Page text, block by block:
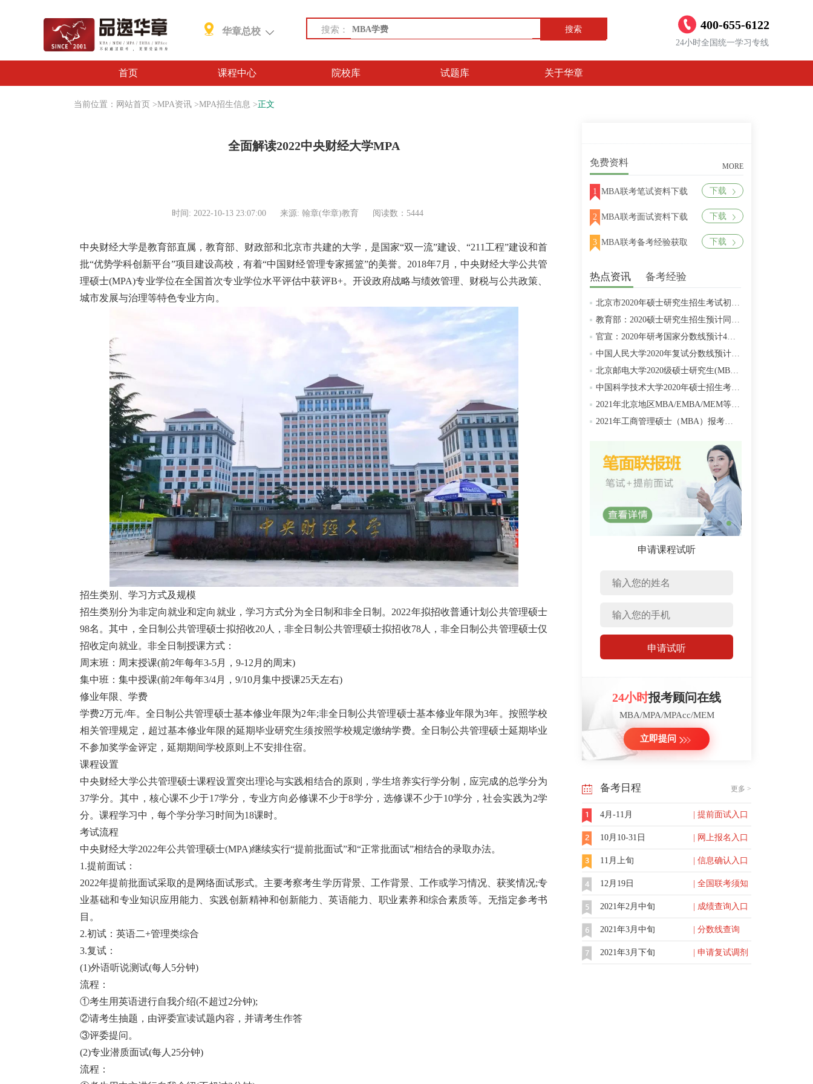
华章总校 搜索： 搜索 400-655-6122
24小时全国统一学习专线
首页 课程中心 院校库 试题库 关于华章
当前位置： 网站首页 >MPA资讯 >MPA招生信息 >正文
全面解读2022中央财经大学MPA
时间: 2022-10-13 23:07:00 来源: 翰章(华章)教育 阅读数：5444
中央财经大学是教育部直属，教育部、财政部和北京市共建的大学，是国家“双一流”建设、“211工程”建设和首
批“优势学科创新平台”项目建设高校，有着“中国财经管理专家摇篮”的美誉。2018年7月，中央财经大学公共管
理硕士(MPA)专业学位在全国首次专业学位水平评估中获评B+。开设政府战略与绩效管理、财税与公共政策、
城市发展与治理等特色专业方向。
招生类别、学习方式及规模
招生类别分为非定向就业和定向就业，学习方式分为全日制和非全日制。2022年拟招收普通计划公共管理硕士
98名。其中，全日制公共管理硕士拟招收20人，非全日制公共管理硕士拟招收78人，非全日制公共管理硕士仅
招收定向就业。非全日制授课方式：
周末班：周末授课(前2年每年3-5月，9-12月的周末)
集中班：集中授课(前2年每年3/4月，9/10月集中授课25天左右)
修业年限、学费
学费2万元/年。全日制公共管理硕士基本修业年限为2年;非全日制公共管理硕士基本修业年限为3年。按照学校
相关管理规定，超过基本修业年限的延期毕业研究生须按照学校规定缴纳学费。全日制公共管理硕士延期毕业
不参加奖学金评定，延期期间学校原则上不安排住宿。
课程设置
中央财经大学公共管理硕士课程设置突出理论与实践相结合的原则，学生培养实行学分制，应完成的总学分为
37学分。其中，核心课不少于17学分，专业方向必修课不少于8学分，选修课不少于10学分，社会实践为2学
分。课程学习中，每个学分学习时间为18课时。
考试流程
中央财经大学2022年公共管理硕士(MPA)继续实行“提前批面试”和“正常批面试”相结合的录取办法。
1.提前面试：
2022年提前批面试采取的是网络面试形式。主要考察考生学历背景、工作背景、工作或学习情况、获奖情况;专
业基础和专业知识应用能力、实践创新精神和创新能力、英语能力、职业素养和综合素质等。无指定参考书
目。
2.初试：英语二+管理类综合
3.复试：
(1)外语听说测试(每人5分钟)
流程：
①考生用英语进行自我介绍(不超过2分钟);
②请考生抽题，由评委宣读试题内容，并请考生作答
③评委提问。
(2)专业潜质面试(每人25分钟)
流程：
免费资料 MORE
1 MBA联考笔试资料下载 下载
2 MBA联考面试资料下载 下载
3 MBA联考备考经验获取 下载
热点资讯 备考经验
北京市2020年硕士研究生招生考试初试成绩查询及复查复核的公告
教育部：2020硕士研究生招生预计同比增加18.9万人
官宣：2020年研考国家分数线预计4月中旬左右公布
中国人民大学2020年复试分数线预计将于4月中旬左右公布
北京邮电大学2020级硕士研究生(MBA/MPAcc/MPA等)学费标准
中国科学技术大学2020年硕士招生考试复试分数线预4月中旬公布
2021年北京地区MBA/EMBA/MEM等管理类联考提前批面试汇总
2021年工商管理硕士（MBA）报考条件
申请课程试听
申请试听
24小时报考顾问在线
MBA/MPA/MPAcc/MEM
立即提问
备考日程 更多 >
4月-11月 | 提前面试入口
10月10-31日 | 网上报名入口
11月上旬 | 信息确认入口
12月19日 | 全国联考须知
2021年2月中旬 | 成绩查询入口
2021年3月中旬 | 分数线查询
2021年3月下旬 | 申请复试调剂